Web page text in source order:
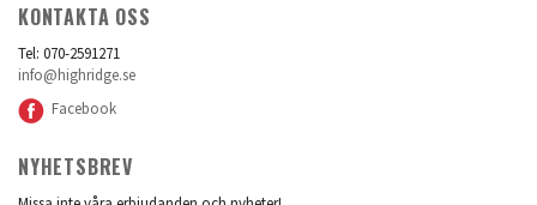
KONTAKTA OSS
Tel: 070-2591271
info@highridge.se
Facebook
NYHETSBREV